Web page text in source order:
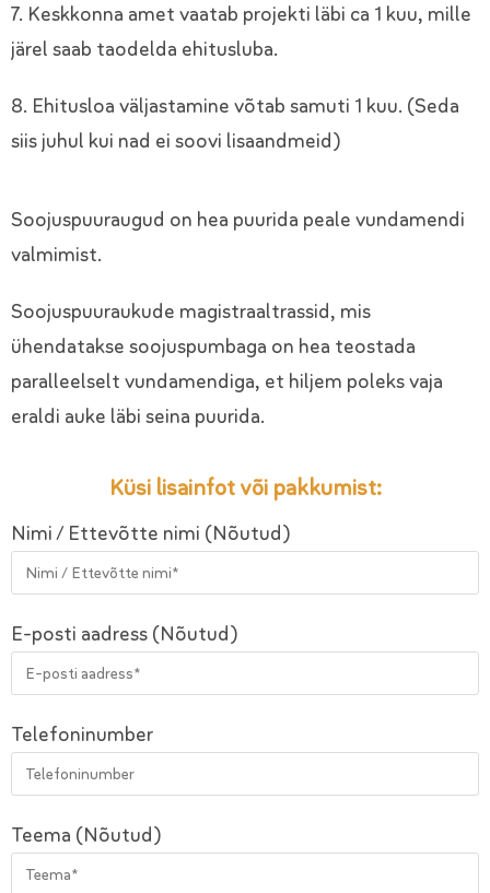
7. Keskkonna amet vaatab projekti läbi ca 1 kuu, mille
järel saab taodelda ehitusluba.
8. Ehitusloa väljastamine võtab samuti 1 kuu. (Seda
siis juhul kui nad ei soovi lisaandmeid)
Soojuspuuraugud on hea puurida peale vundamendi
valmimist.
Soojuspuuraukude magistraaltrassid, mis
ühendatakse soojuspumbaga on hea teostada
paralleelselt vundamendiga, et hiljem poleks vaja
eraldi auke läbi seina puurida.
Küsi lisainfot või pakkumist:
Nimi / Ettevõtte nimi (Nõutud)
E-posti aadress (Nõutud)
Telefoninumber
Teema (Nõutud)